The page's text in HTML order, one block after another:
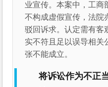
业宣传。本案中，工商
不构成虚假宣传，法院
驳回诉求。认定需有客
实不符且足以误导相关
张不能成立。
将诉讼作为不正